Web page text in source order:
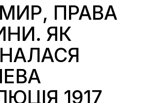
ПРАВА
ЯК
1917